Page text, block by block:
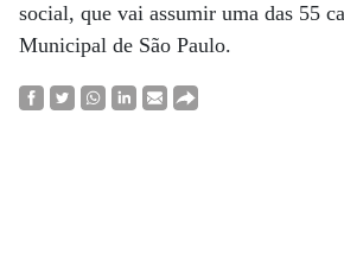
social, que vai assumir uma das 55
Municipal de São Paulo.